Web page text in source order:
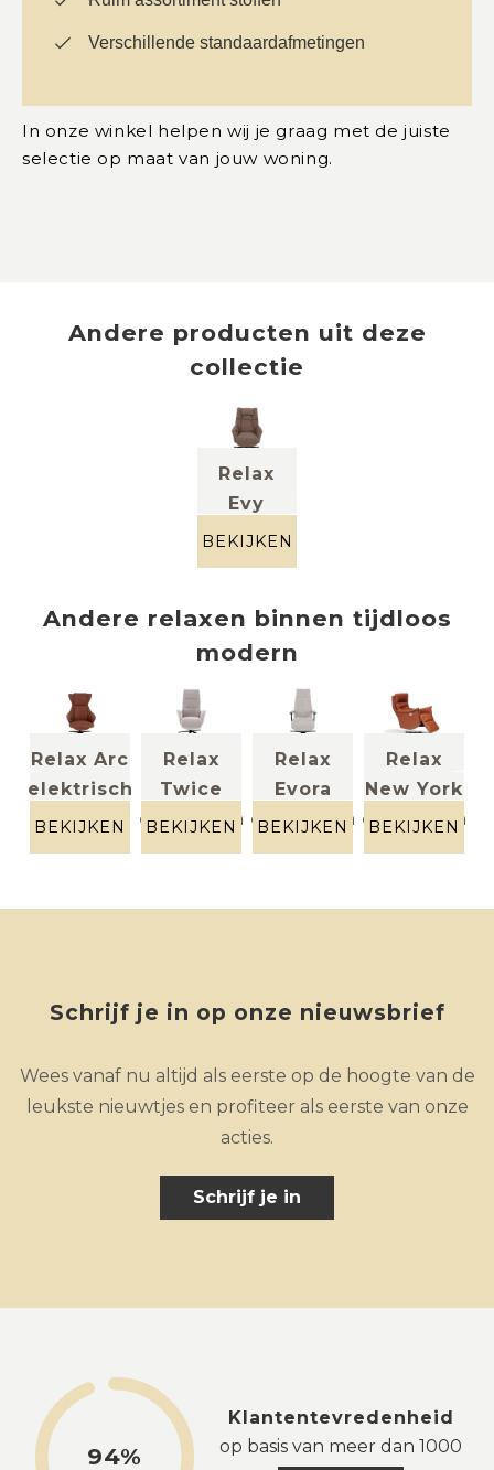
Verschillende standaardafmetingen
In onze winkel helpen wij je graag met de juiste
selectie op maat van jouw woning.
Andere producten uit deze
collectie
Relax
Evy
roodbruin
BEKIJKEN
Andere relaxen binnen tijdloos
modern
Relax Arc
elektrisch
stof
roodbruin
BEKIJKEN
Relax
Twice
elektrisch
beige/wit
BEKIJKEN
Relax
Evora
elektrisch
leder
BEKIJKEN
Relax
New York
elektrisch
cognac
BEKIJKEN
Schrijf je in op onze nieuwsbrief
Wees vanaf nu altijd als eerste op de hoogte van de
leukste nieuwtjes en profiteer als eerste van onze
acties.
Schrijf je in
94%
Klantentevredenheid
op basis van meer dan 1000